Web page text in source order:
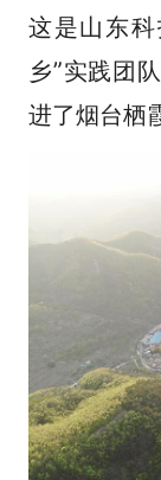
这是山东
乡”实践团
进了烟台栖